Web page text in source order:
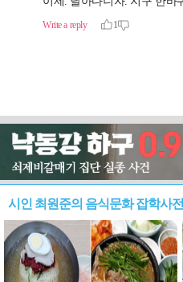
시인 최원준의 음식문화 잡학사전